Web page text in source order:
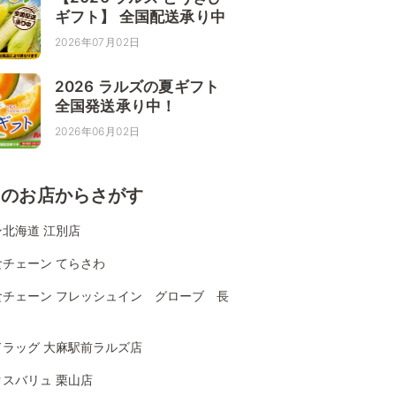
ギフト】 全国配送承り中
2026年07月02日
2026 ラルズの夏ギフト
全国発送承り中！
2026年06月02日
お店からさがす
北海道 江別店
ェーン てらさわ
チェーン フレッシュイン グローブ 長
ッグ 大麻駅前ラルズ店
スバリュ 栗山店